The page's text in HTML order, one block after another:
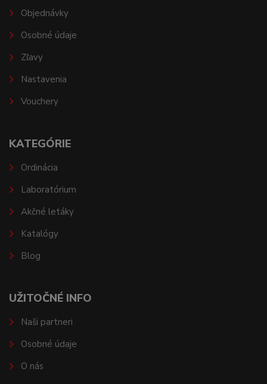
Objednávky
Osobné údaje
Zľavy
Nastavenia
Vouchery
KATEGÓRIE
Ordinácia
Laboratórium
Akčné letáky
Katalógy
Blog
UŽITOČNÉ INFO
Naši partneri
Osobné údaje
O nás